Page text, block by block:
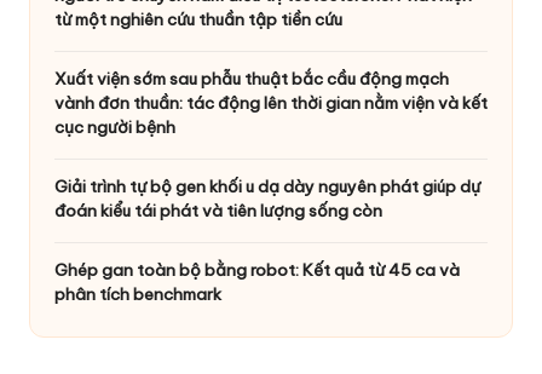
từ một nghiên cứu thuần tập tiền cứu
Xuất viện sớm sau phẫu thuật bắc cầu động mạch
vành đơn thuần: tác động lên thời gian nằm viện và kết
cục người bệnh
Giải trình tự bộ gen khối u dạ dày nguyên phát giúp dự
đoán kiểu tái phát và tiên lượng sống còn
Ghép gan toàn bộ bằng robot: Kết quả từ 45 ca và
phân tích benchmark